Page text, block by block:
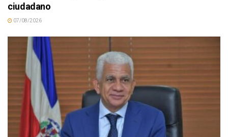
ciudadano
07/08/2026